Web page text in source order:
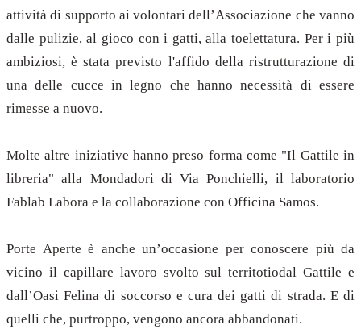
attività di supporto ai volontari dell’Associazione che vanno
dalle pulizie, al gioco con i gatti, alla toelettatura. Per i più
ambiziosi, è stata previsto l'affido della ristrutturazione di
una delle cucce in legno che hanno necessità di essere
rimesse a nuovo.
Molte altre iniziative hanno preso forma come "Il Gattile in
libreria" alla Mondadori di Via Ponchielli, il laboratorio
Fablab Labora e la collaborazione con Officina Samos.
Porte Aperte è anche un’occasione per conoscere più da
vicino il capillare lavoro svolto sul territotiodal Gattile e
dall’Oasi Felina di soccorso e cura dei gatti di strada. E di
quelli che, purtroppo, vengono ancora abbandonati.